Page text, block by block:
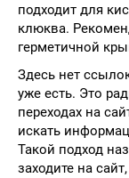
подходит для
клюква.
герметичной
Здесь нет
уже есть. Это
переходах на
искать
Такой подход
заходите на